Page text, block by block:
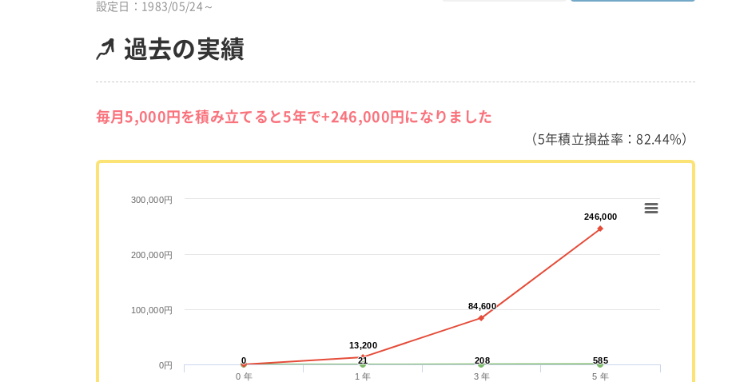
設定日：1983/05/24～
過去の実績
毎月5,000円を積み立てると5年で+246,000円になりました
（5年積立損益率：82.44%）
0
0 21
21 208
208 585
585
13,200
13,200
84,600
84,600
246,000
246,000
0 年 1 年 3 年 5 年
0円
100,000円
200,000円
300,000円